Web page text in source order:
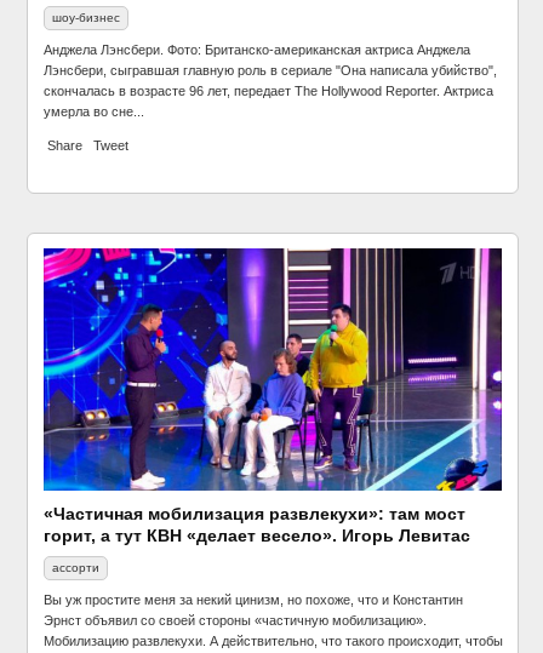
шоу-бизнес
Анджела Лэнсбери. Фото: Британско-американская актриса Анджела
Лэнсбери, сыгравшая главную роль в сериале "Она написала убийство",
скончалась в возрасте 96 лет, передает The Hollywood Reporter. Актриса
умерла во сне...
Share Tweet
«Частичная мобилизация развлекухи»: там мост
горит, а тут КВН «делает весело». Игорь Левитас
ассорти
Вы уж простите меня за некий цинизм, но похоже, что и Константин
Эрнст объявил со своей стороны «частичную мобилизацию».
Мобилизацию развлекухи. А действительно, что такого происходит, чтобы
шоу-бизнес
Канье Уэст поздравил всех с Новым годом
шоу-бизнес